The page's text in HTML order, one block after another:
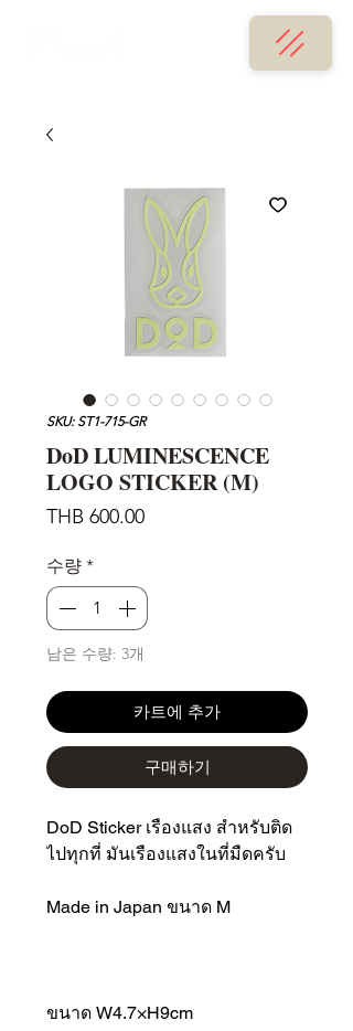
SKU: ST1-715-GR
DoD LUMINESCENCE
LOGO STICKER (M)
THB 600.00가
수량 *
남은 수량: 3개
카트에 추가
구매하기
DoD Sticker เรืองแสง สำหรับติด
ไปทุกที่ มันเรืองแสงในที่มืดครับ
Made in Japan ขนาด M
ขนาด W4.7×H9cm